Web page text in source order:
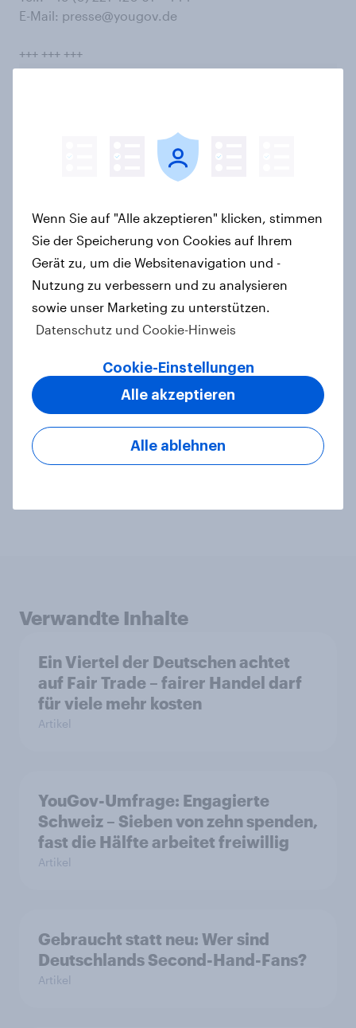
E-Mail: presse@yougov.de
+++ +++ +++
Anne-Kathrin Sonnenberg
Explore more data
Wohltätigkeit
Verwandte Themen
Brand health tracking CharityIndex
Media comms and channel strategy
Verwandte Inhalte
Ein Viertel der Deutschen achtet
auf Fair Trade – fairer Handel darf
für viele mehr kosten
Artikel
YouGov-Umfrage: Engagierte
Schweiz – Sieben von zehn spenden,
fast die Hälfte arbeitet freiwillig
Artikel
Gebraucht statt neu: Wer sind
Deutschlands Second-Hand-Fans?
Artikel
Wenn Sie auf "Alle akzeptieren" klicken, stimmen
Sie der Speicherung von Cookies auf Ihrem
Gerät zu, um die Websitenavigation und -
Nutzung zu verbessern und zu analysieren
sowie unser Marketing zu unterstützen.
Datenschutz und Cookie-Hinweis
Cookie-Einstellungen
Alle ablehnen
Alle akzeptieren